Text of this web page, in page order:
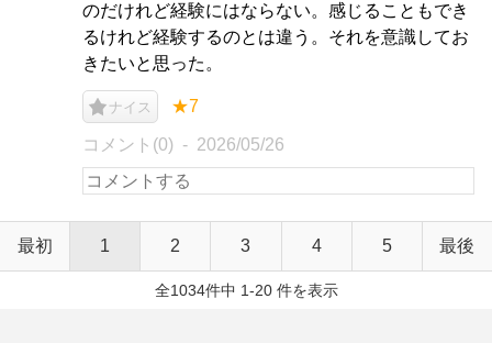
のだけれど経験にはならない。感じることもでき
るけれど経験するのとは違う。それを意識してお
きたいと思った。
ナイス ★7
コメント(0) 2026/05/26
最初 1 2 3 4 5 最後
全1034件中 1-20 件を表示